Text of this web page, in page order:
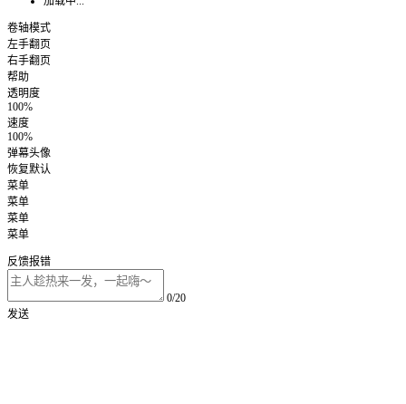
卷轴模式
左手翻页
右手翻页
帮助
透明度
100%
速度
100%
弹幕头像
恢复默认
菜单
菜单
菜单
菜单
反馈报错
0/20
发送